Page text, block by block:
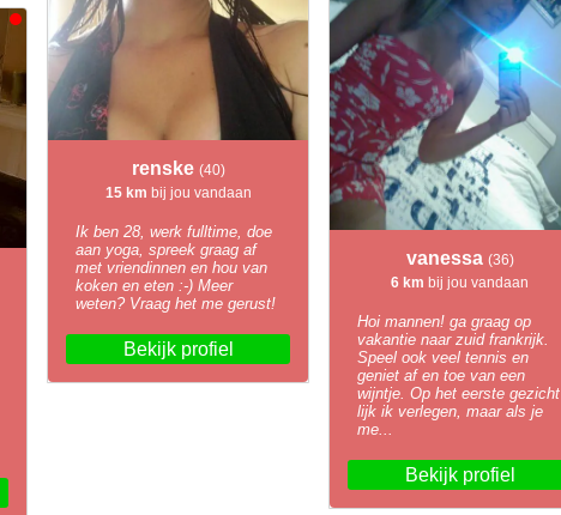
renske (40)
15 km bij jou vandaan
Ik ben 28, werk fulltime, doe
aan yoga, spreek graag af
met vriendinnen en hou van
koken en eten :-) Meer
weten? Vraag het me gerust!
Bekijk profiel
vanessa (36)
6 km bij jou vandaan
Hoi mannen! ga graag op
vakantie naar zuid frankrijk.
Speel ook veel tennis en
geniet af en toe van een
wijntje. Op het eerste gezicht
lijk ik verlegen, maar als je
me...
Bekijk profiel